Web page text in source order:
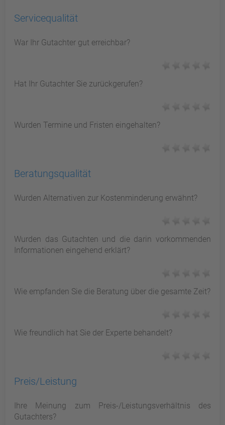
Servicequalität
War Ihr Gutachter gut erreichbar?
Hat Ihr Gutachter Sie zurückgerufen?
Wurden Termine und Fristen eingehalten?
Beratungsqualität
Wurden Alternativen zur Kostenminderung erwähnt?
Wurden das Gutachten und die darin vorkommenden
Informationen eingehend erklärt?
Wie empfanden Sie die Beratung über die gesamte Zeit?
Wie freundlich hat Sie der Experte behandelt?
Preis/Leistung
Ihre Meinung zum Preis-/Leistungsverhältnis des
Gutachters?